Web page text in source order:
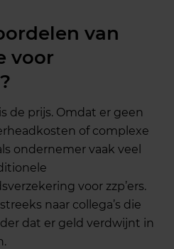
van
voor
de prijs. Omdat er geen
of complexe
ondernemer vaak veel
voor zzp’ers.
naar collega’s die
dat er geld verdwijnt in